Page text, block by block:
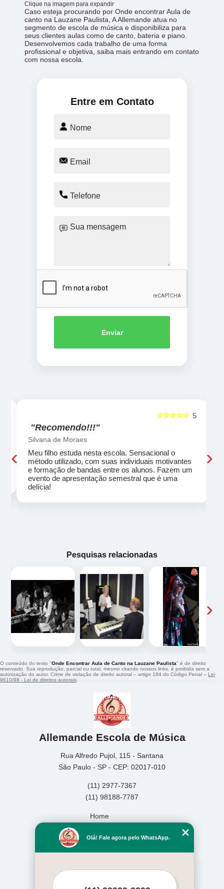
Clique na imagem para expandir
Caso esteja procurando por Onde encontrar Aula de
canto na Lauzane Paulista, A Allemande atua no
segmento de escola de música e disponibiliza para
seus clientes aulas como de canto, bateria e piano.
Desenvolvemos cada trabalho de uma forma
profissional e objetiva, saiba mais entrando em contato
com nossa escola.
Entre em Contato
Enviar
5
☆☆☆☆☆
"Recomendo!!!"
Silvana de Moraes
Meu filho estuda nesta escola. Sensacional o
método utilizado, com suas individuais motivantes
e formação de bandas entre os alunos. Fazem um
evento de apresentação semestral que é uma
delícia!
‹ ›
Pesquisas relacionadas
‹ ›
O conteúdo do texto "Onde Encontrar Aula de Canto na Lauzane Paulista" é de direito
reservado. Sua reprodução, parcial ou total, mesmo citando nossos links, é proibida sem a
autorização do autor. Crime de violação de direito autoral – artigo 184 do Código Penal – Lei
9610/98 - Lei de direitos autorais
Allemande Escola de Música
Rua Alfredo Pujol, 115 - Santana
São Paulo - SP - CEP: 02017-010
(11) 2977-7367
(11) 98188-7787
Home
Missão
Serviços
Mais Serviços
Olá! Fale agora pelo WhatsApp.